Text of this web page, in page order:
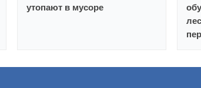
утопают в мусоре